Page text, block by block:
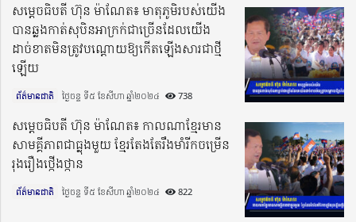
សម្តេចធិបតី ហ៊ុន ម៉ាណែត៖ មាតុភូមិរបស់យើង
បានឆ្លងកាត់សុបិនអាក្រក់ជាច្រើនដែលយើង
ដាច់ខាតមិនត្រូវបណ្តោយឱ្យកើតឡើងសារជាថ្មី
ឡើយ
ព័ត៌មានជាតិ ថ្ងៃចន្ទ ទី៥ ខែសីហា ឆ្នាំ២០២៤​ 738
សម្តេចធិបតី ហ៊ុន ម៉ាណែត៖ កាលណាខ្មែរមាន
សាមគ្គីភាពជាធ្លុងមួយ ខ្មែរតែងតែរឹងមាំរីកចម្រើន
រុងរឿងថ្កើងថ្កាន
ព័ត៌មានជាតិ ថ្ងៃចន្ទ ទី៥ ខែសីហា ឆ្នាំ២០២៤​ 822